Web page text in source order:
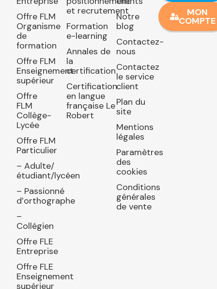
Offre FLM
Organisme
de
formation
Offre FLM
Enseignement
supérieur
Offre
FLM
Collège-
Lycée
Offre FLM
Particulier
– Adulte/
étudiant/lycéen
– Passionné
d’orthographe
–
Collégien
Offre FLE
Entreprise
Offre FLE
Enseignement
supérieur
et recrutement
Formation
e-learning
Annales de
la
certification
Certification
en langue
française Le
Robert
Notre
blog
Contactez-
nous
Contactez
le service
client
Plan du
site
Mentions
légales
Paramètres
des
cookies
Conditions
générales
de vente
MON
COMPTE